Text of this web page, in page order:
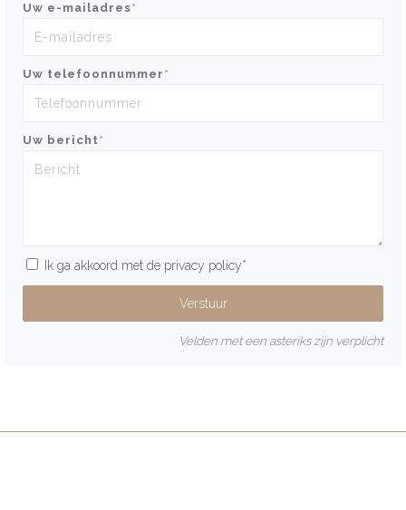
Uw e-mailadres*
Uw telefoonnummer *
Uw bericht*
Ik ga akkoord met de privacy policy*
Velden met een asteriks zijn verplicht